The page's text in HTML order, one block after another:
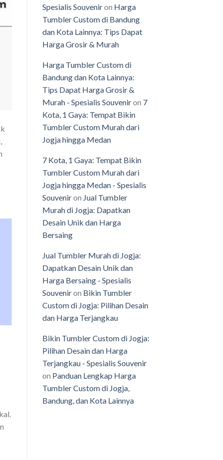
Spesialis Souveniron Harga
Tumbler Custom di Bandung
dan Kota Lainnya: Tips Dapat
Harga Grosir & Murah
Harga Tumbler Custom di
Bandung dan Kota Lainnya:
Tips Dapat Harga Grosir &
Murah - Spesialis Souveniron 7
Kota, 1 Gaya: Tempat Bikin
Tumbler Custom Murah dari
Jogja hingga Medan
7 Kota, 1 Gaya: Tempat Bikin
Tumbler Custom Murah dari
Jogja hingga Medan - Spesialis
Souveniron Jual Tumbler
Murah di Jogja: Dapatkan
Desain Unik dan Harga
Bersaing
Jual Tumbler Murah di Jogja:
Dapatkan Desain Unik dan
Harga Bersaing - Spesialis
Souveniron Bikin Tumbler
Custom di Jogja: Pilihan Desain
dan Harga Terjangkau
Bikin Tumbler Custom di Jogja:
Pilihan Desain dan Harga
Terjangkau - Spesialis Souvenir
on Panduan Lengkap Harga
Tumbler Custom di Jogja,
Bandung, dan Kota Lainnya